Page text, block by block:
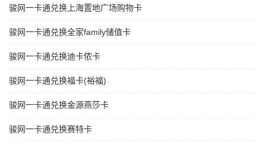
骏网一卡通兑换上海置地广场购物卡
骏网一卡通兑换全家family储值卡
骏网一卡通兑换迪卡侬卡
骏网一卡通兑换福卡(裕福)
骏网一卡通兑换金源燕莎卡
骏网一卡通兑换赛特卡